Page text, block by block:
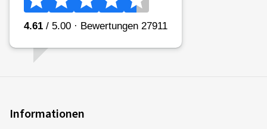
Informationen